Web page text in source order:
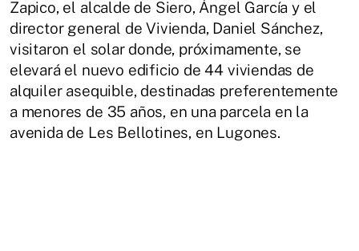
Zapico, el alcalde de Siero, Ángel García y el
director general de Vivienda, Daniel Sánchez,
visitaron el solar donde, próximamente, se
elevará el nuevo edificio de 44 viviendas de
alquiler asequible, destinadas preferentemente
a menores de 35 años, en una parcela en la
avenida de Les Bellotines, en Lugones.